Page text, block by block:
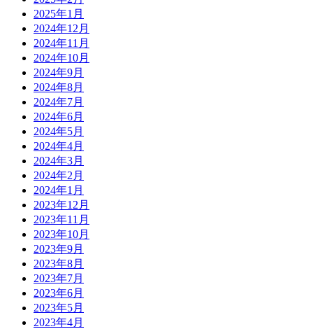
2025年1月
2024年12月
2024年11月
2024年10月
2024年9月
2024年8月
2024年7月
2024年6月
2024年5月
2024年4月
2024年3月
2024年2月
2024年1月
2023年12月
2023年11月
2023年10月
2023年9月
2023年8月
2023年7月
2023年6月
2023年5月
2023年4月